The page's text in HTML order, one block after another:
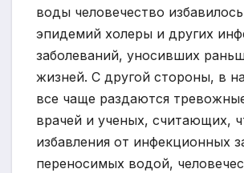
воды человечество
эпидемий холеры и других
заболеваний, уносивших
жизней. С другой стороны, в
все чаще раздаются
врачей и ученых, считающих,
избавления от инфекционных
переносимых водой,